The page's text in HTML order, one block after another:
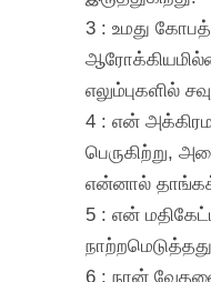
3 : உமது
எலும்புகளில்
4 : என்
பெருகிற்று,
என்னால்
5 : என்
6 : நான்